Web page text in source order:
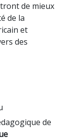
de mieux
de la
et
des
de